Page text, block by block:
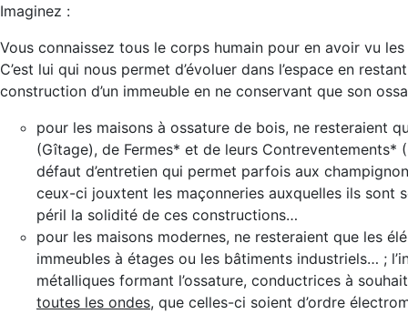
Imaginez :
Vous connaissez tous le corps humain pour en avoir vu
C’est lui qui nous permet d’évoluer dans l’espace en
construction d’un immeuble en ne conservant que son
pour les maisons à ossature de bois, ne resteraient
(Gîtage), de Fermes* et de leurs
défaut d’entretien qui permet parfois aux
ceux-ci jouxtent les maçonneries auxquelles ils
péril la solidité de ces constructions…
pour les maisons modernes, ne resteraient que les
immeubles à étages ou les bâtiments industriels… ;
métalliques formant l’ossature, conductrices à
toutes les ondes, que celles-ci soient d’ordre